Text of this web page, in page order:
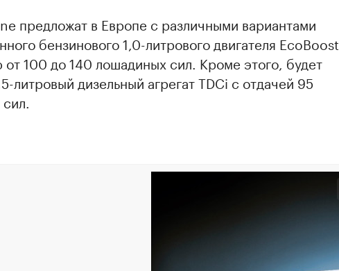
предложат в Европе с различными вариантами
бензинового 1,0-литрового двигателя EcoBoost
100 до 140 лошадиных сил. Кроме этого, будет
литровый дизельный агрегат TDCi с отдачей 95